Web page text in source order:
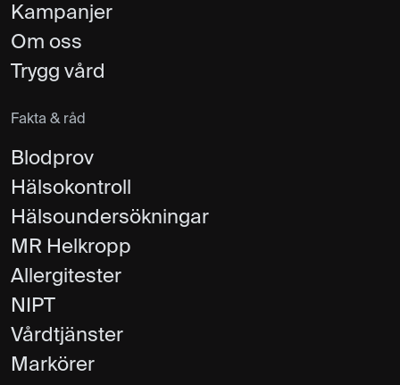
Kampanjer
Om oss
Trygg vård
Fakta & råd
Blodprov
Hälsokontroll
Hälsoundersökningar
MR Helkropp
Allergitester
NIPT
Vårdtjänster
Markörer